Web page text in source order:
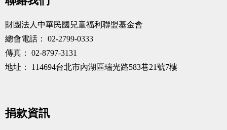
財團法人中華民國兒童福利聯盟基金會
總會電話：
02-2799-0333
傳真：
02-8797-3131
地址：
114694台北市內湖區瑞光路583巷21號7樓
捐款資訊